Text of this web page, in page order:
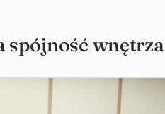
spójność wnętrza